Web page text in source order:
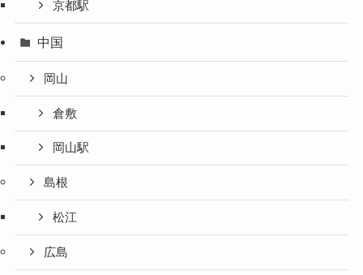
京都駅
中国
岡山
倉敷
岡山駅
島根
松江
広島